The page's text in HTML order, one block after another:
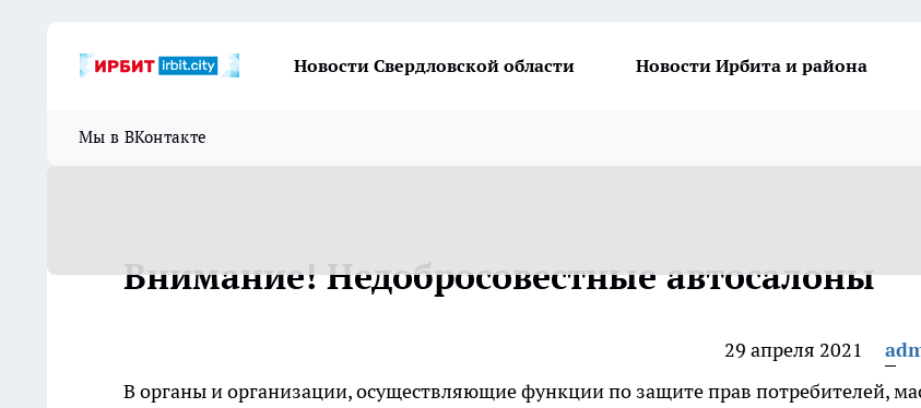
Новости Свердловской области Новости Ирбита и района
Мы в ВКонтакте
Внимание! Недобросовестные автосалоны
29 апреля 2021
В органы и организации, осуществляющие функции по защите прав потребителей,